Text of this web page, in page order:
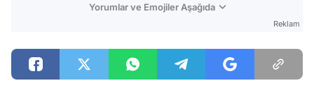
Yorumlar ve Emojiler Aşağıda
Reklam